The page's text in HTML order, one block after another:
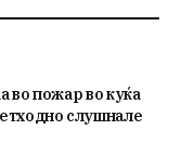
во пожар во куќа
слушнале